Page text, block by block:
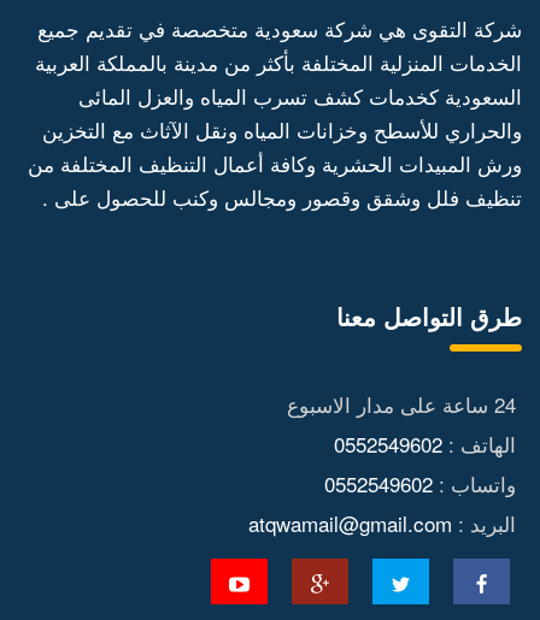
شركة التقوى هي شركة سعودية متخصصة في تقديم جميع
الخدمات المنزلية المختلفة بأكثر من مدينة بالمملكة العربية
السعودية كخدمات كشف تسرب المياه والعزل المائى
والحراري للأسطح وخزانات المياه ونقل الآثاث مع التخزين
ورش المبيدات الحشرية وكافة أعمال التنظيف المختلفة من
تنظيف فلل وشقق وقصور ومجالس وكنب للحصول على .
طرق التواصل معنا
24 ساعة على مدار الاسبوع
الهاتف : 0552549602
واتساب : 0552549602
البريد : atqwamail@gmail.com